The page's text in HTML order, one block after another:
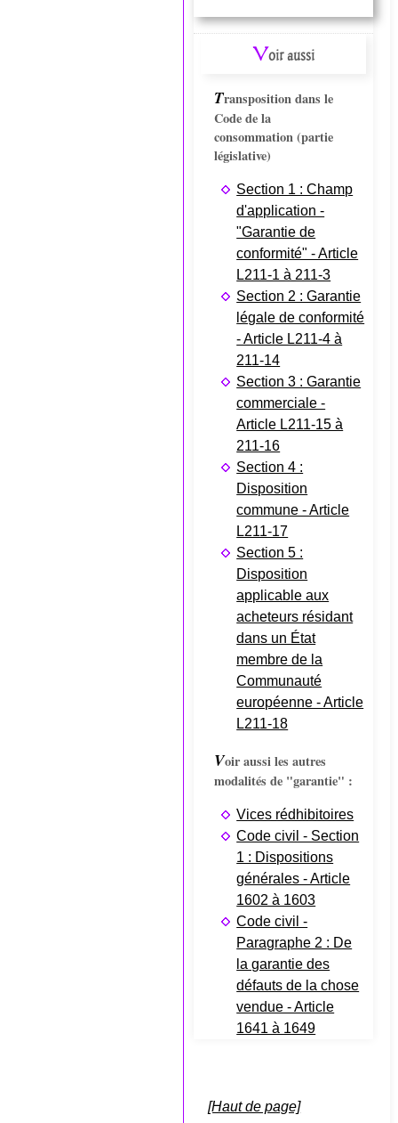
Voir aussi
Transposition dans le
Code de la
consommation (partie
législative)
Section 1 : Champ
d'application -
"Garantie de
conformité" - Article
L211-1 à 211-3
Section 2 : Garantie
légale de conformité
- Article L211-4 à
211-14
Section 3 : Garantie
commerciale -
Article L211-15 à
211-16
Section 4 :
Disposition
commune - Article
L211-17
Section 5 :
Disposition
applicable aux
acheteurs résidant
dans un État
membre de la
Communauté
européenne - Article
L211-18
Voir aussi les autres
modalités de "garantie" :
Vices rédhibitoires
Code civil - Section
1 : Dispositions
générales - Article
1602 à 1603
Code civil -
Paragraphe 2 : De
la garantie des
défauts de la chose
vendue - Article
1641 à 1649
[Haut de page]